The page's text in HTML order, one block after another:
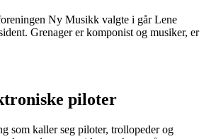
Ny Musikk valgte i går Lene
Grenager er komponist og musiker, er
piloter
som kaller seg piloter, trollopeder og